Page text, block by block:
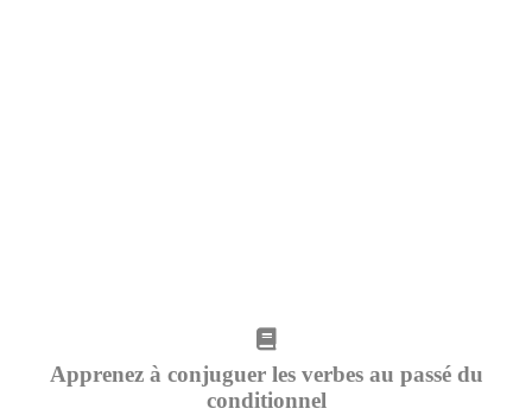
Apprenez à conjuguer les verbes au passé du
conditionnel